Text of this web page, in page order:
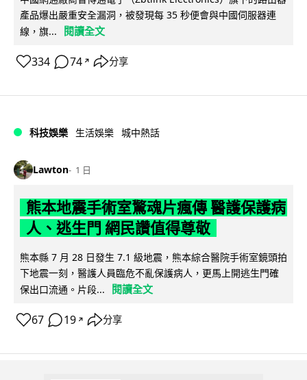
產品爆出嚴重安全漏洞，被發現每 35 秒便會與中國伺服器連
線，旗...
閱讀全文
334 74 ↗ 分享
科技娛樂 生活娛樂 城中熱話
Lawton 1 日
熊本地震手術室驚魂片瘋傳 醫護保護病
人、逃生門 網民讚值得尊敬
熊本縣 7 月 28 日發生 7.1 級地震，熊本綜合醫院手術室鏡頭拍
下地震一刻，醫護人員臨危不亂保護病人，更馬上開逃生門確
保出口流通。片段...
閱讀全文
67 19 ↗ 分享